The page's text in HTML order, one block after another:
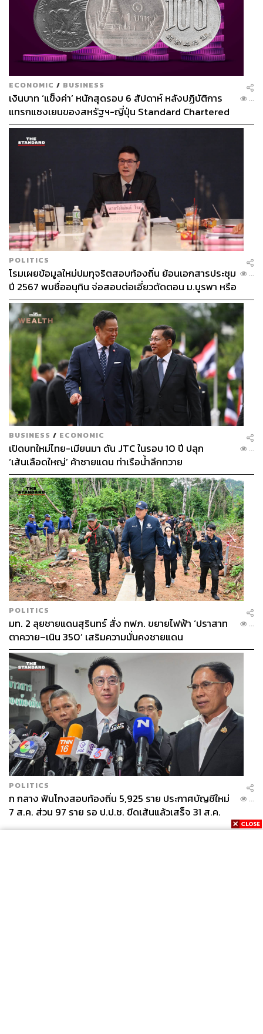
ECONOMIC / BUSINESS
เงินบาท ‘แข็งค่า’ หนักสุดรอบ 6 สัปดาห์ หลังปฏิบัติการ
แทรกแซงเยนของสหรัฐฯ-ญี่ปุ่น Standard Chartered
เปิดเป้าสิ้นปีนี้จ่อแข็งต่อแตะ 32.50 บาทต่อดอลลาร์
...
POLITICS
โรมเผยข้อมูลใหม่ปมทุจริตสอบท้องถิ่น ย้อนเอกสารประชุม
ปี 2567 พบชื่ออนุทิน จ่อสอบต่อเอี่ยวตัดตอน ม.บูรพา หรือ
ไม่
...
BUSINESS / ECONOMIC
เปิดบทใหม่ไทย-เมียนมา ดัน JTC ในรอบ 10 ปี ปลุก
‘เส้นเลือดใหญ่’ ค้าชายแดน ท่าเรือน้ำลึกทวาย
...
POLITICS
มท. 2 ลุยชายแดนสุรินทร์ สั่ง กฟภ. ขยายไฟฟ้า ‘ปราสาท
ตาควาย–เนิน 350’ เสริมความมั่นคงชายแดน
...
POLITICS
ก กลาง ฟันโกงสอบท้องถิ่น 5,925 ราย ประกาศบัญชีใหม่
7 ส.ค. ส่วน 97 ราย รอ ป.ป.ช. ขีดเส้นแล้วเสร็จ 31 ส.ค.
...